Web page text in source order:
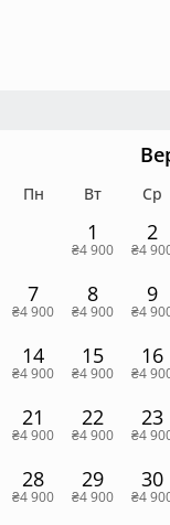
Пн Вт Ср
1
₴4 900
2
₴4
7
₴4 900
8
₴4 900
9
₴4
14
₴4 900
15
₴4 900
16
₴4
21
₴4 900
22
₴4 900
23
₴4
28
₴4 900
29
₴4 900
30
₴4